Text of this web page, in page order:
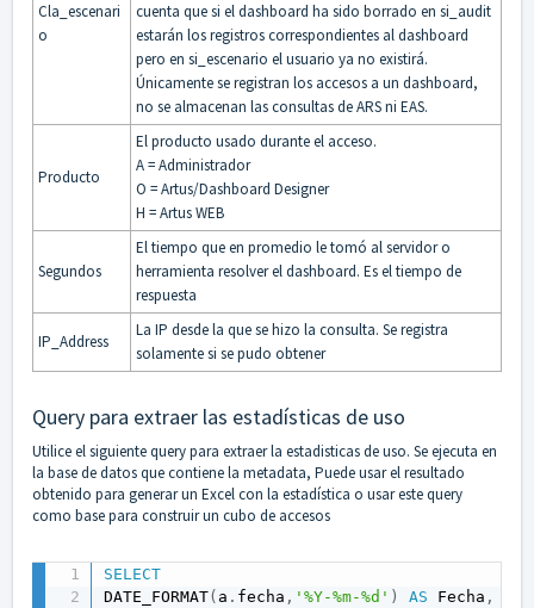
Cla_escenari
o
cuenta que si el dashboard ha sido borrado en si_audit
estarán los registros correspondientes al dashboard
pero en si_escenario el usuario ya no existirá.
Únicamente se registran los accesos a un dashboard,
no se almacenan las consultas de ARS ni EAS.
Producto
El producto usado durante el acceso.
A = Administrador
O = Artus/Dashboard Designer
H = Artus WEB
Segundos
El tiempo que en promedio le tomó al servidor o
herramienta resolver el dashboard. Es el tiempo de
respuesta
IP_Address
La IP desde la que se hizo la consulta. Se registra
solamente si se pudo obtener
Query para extraer las estadísticas de uso
Utilice el siguiente query para extraer la estadisticas de uso. Se ejecuta en
la base de datos que contiene la metadata, Puede usar el resultado
obtenido para generar un Excel con la estadística o usar este query
como base para construir un cubo de accesos
SELECT
DATE_FORMAT( a . fecha , '%Y-%m-%d' ) AS Fecha ,